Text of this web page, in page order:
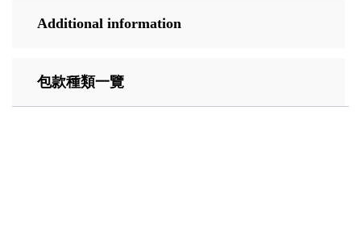
Additional information
包款種類一覽